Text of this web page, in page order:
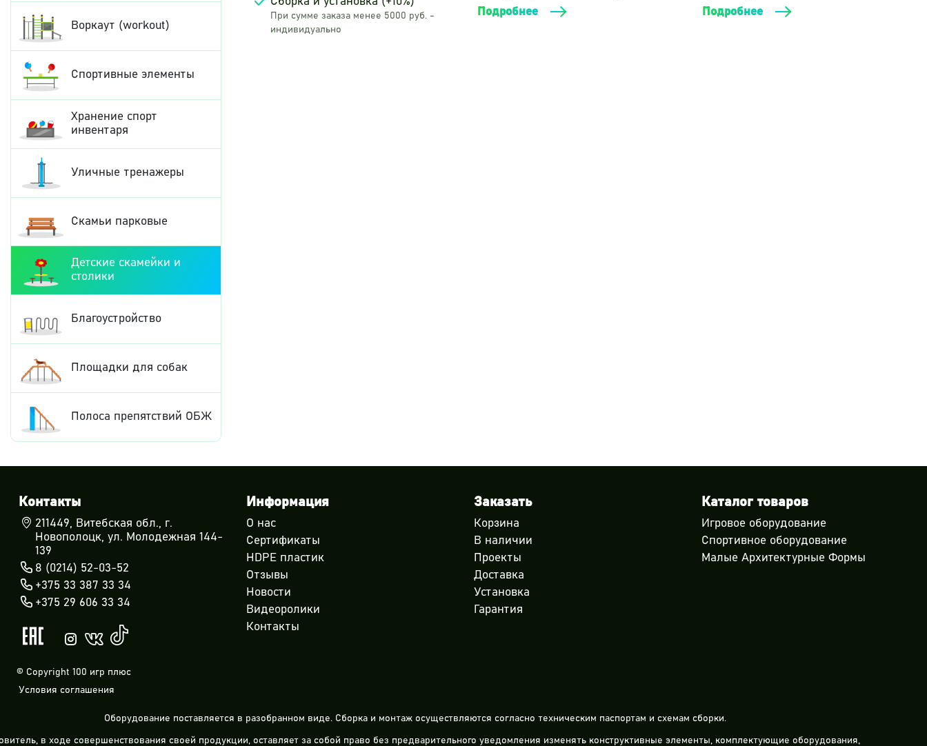
Воркаут (workout)
Спортивные элементы
Хранение спорт
инвентаря
Уличные тренажеры
Скамьи парковые
Детские скамейки и
столики
Благоустройство
Площадки для собак
Полоса препятствий ОБЖ
При сумме заказа менее 5000 руб. -
индивидуально
Подробнее
Подробнее
Контакты
211449, Витебская обл., г.
Новополоцк, ул. Молодежная 144-
139
8 (0214) 52-03-52
+375 33 387 33 34
+375 29 606 33 34
© Copyright 100 игр плюс
Условия соглашения
Информация
О нас
Сертификаты
HDPE пластик
Отзывы
Новости
Видеоролики
Контакты
Заказать
Корзина
В наличии
Проекты
Доставка
Установка
Гарантия
Каталог товаров
Игровое оборудование
Спортивное оборудование
Малые Архитектурные Формы
Оборудование поставляется в разобранном виде. Сборка и монтаж осуществляются согласно техническим паспортам и схемам сборки.
в ходе совершенствования своей продукции, оставляет за собой право без предварительного уведомления изменять конструктивные элементы, комплектующие оборудования,